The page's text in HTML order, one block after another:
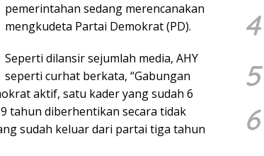
pemerintahan sedang merencanakan
mengkudeta Partai Demokrat (PD).
Seperti dilansir sejumlah media, AHY
seperti curhat berkata, “Gabungan
aktif, satu kader yang sudah 6
tahun diberhentikan secara tidak
sudah keluar dari partai tiga tahun
4
5
6